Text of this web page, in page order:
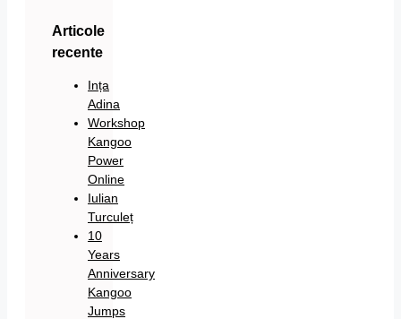
Articole
recente
Ința
Adina
Workshop
Kangoo
Power
Online
Iulian
Turculeț
10
Years
Anniversary
Kangoo
Jumps